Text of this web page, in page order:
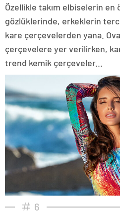
Özellikle takım elbiselerin en
gözlüklerinde, erkeklerin
kare çerçevelerden yana.
çerçevelere yer verilirken,
trend kemik çerçeveler...
6